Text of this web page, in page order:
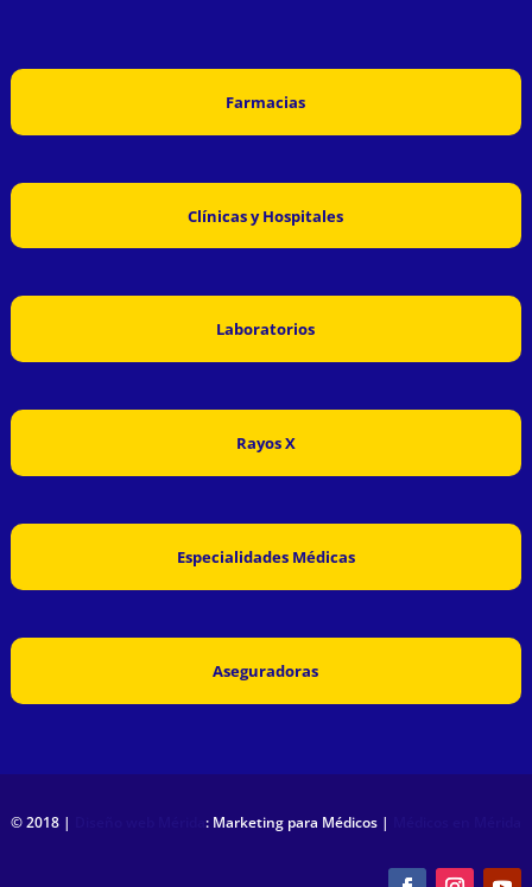
Farmacias
Clínicas y Hospitales
Laboratorios
Rayos X
Especialidades Médicas
Aseguradoras
© 2018 | : Marketing para Médicos |